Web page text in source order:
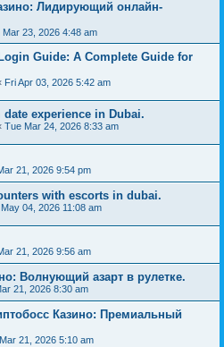
Лидирующий онлайн-
Mar 23, 2026 4:48 am
Guide: A Complete Guide for
Fri Apr 03, 2026 5:42 am
experience in Dubai.
Tue Mar 24, 2026 8:33 am
21, 2026 9:54 pm
with escorts in dubai.
04, 2026 11:08 am
21, 2026 9:56 am
Волнующий азарт в рулетке.
21, 2026 8:30 am
Казино: Премиальный
21, 2026 5:10 am